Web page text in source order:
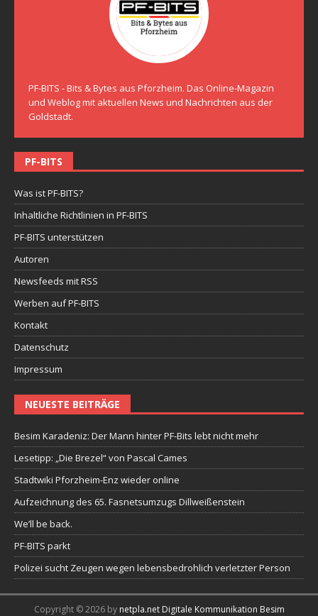
PF-BITS - Bits & Bytes aus Pforzheim. Das Online-Magazin
und Weblog mit aktuellen News und Nachrichten aus der
Goldstadt.
PF-BITS
Was ist PF-BITS?
Inhaltliche Richtlinien in PF-BITS
PF-BITS unterstützen
Autoren
Newsfeeds mit RSS
Werben auf PF-BITS
Kontakt
Datenschutz
Impressum
NEUESTE BEITRÄGE
Besim Karadeniz: Der Mann hinter PF-Bits lebt nicht mehr
Lesetipp: „Die Brezel“ von Pascal Cames
Stadtwiki Pforzheim-Enz wieder online
Aufzeichnung des 65. Fasnetsumzugs Dillweißenstein
We’ll be back.
PF-BITS parkt
Polizei sucht Zeugen wegen lebensbedrohlich verletzter Person
Copyright © 2026 by netpla.net Digitale Kommunikation Besim